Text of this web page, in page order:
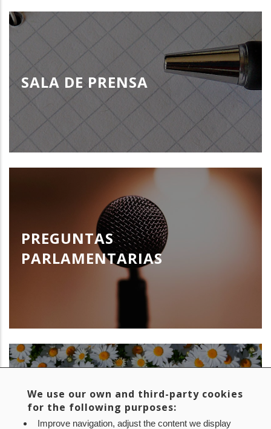
SALA DE PRENSA
PREGUNTAS
PARLAMENTARIAS
RECONOCIMIENTOS
We use our own and third-party cookies
for the following purposes:
Improve navigation, adjust the content we display